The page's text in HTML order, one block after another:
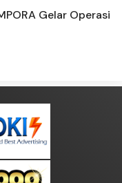
Gelar Operasi